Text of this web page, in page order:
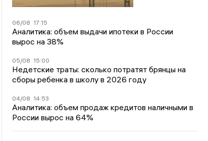
06/08 17:15
Аналитика: объем выдачи ипотеки в России
вырос на 38%
05/08 15:00
Недетские траты: сколько потратят брянцы на
сборы ребенка в школу в 2026 году
04/08 14:53
Аналитика: объем продаж кредитов наличными в
России вырос на 64%